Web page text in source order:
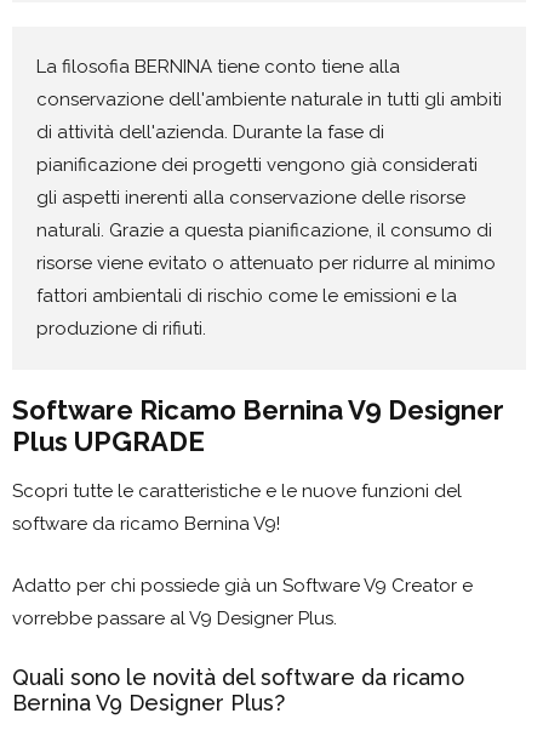
La filosofia BERNINA tiene conto tiene alla
conservazione dell'ambiente naturale in tutti gli ambiti
di attività dell'azienda. Durante la fase di
pianificazione dei progetti vengono già considerati
gli aspetti inerenti alla conservazione delle risorse
naturali. Grazie a questa pianificazione, il consumo di
risorse viene evitato o attenuato per ridurre al minimo
fattori ambientali di rischio come le emissioni e la
produzione di rifiuti.
Software Ricamo Bernina V9 Designer
Plus UPGRADE
Scopri tutte le caratteristiche e le nuove funzioni del
software da ricamo Bernina V9!
Adatto per chi possiede già un Software V9 Creator e
vorrebbe passare al V9 Designer Plus.
Quali sono le novità del software da ricamo
Bernina V9 Designer Plus?